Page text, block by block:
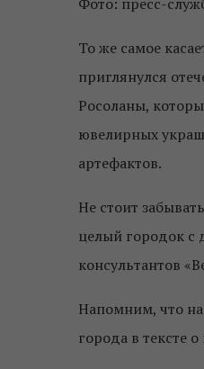
То же самое
приглянулся
Росоланы,
ювелирных
артефактов.
Не стоит
целый городок с
консультантов
Напомним, что
города в тексте